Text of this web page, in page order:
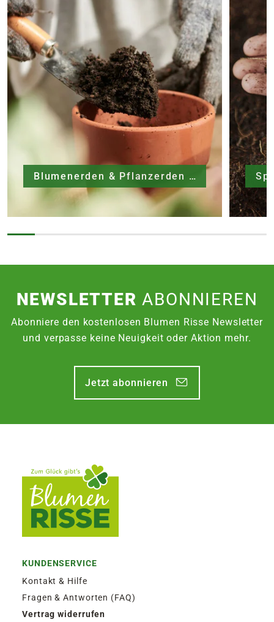
Blumenerden & Pflanzerden
NEWSLETTERABONNIEREN
Abonniere den kostenlosen Blumen Risse Newsletter
und verpasse keine Neuigkeit oder Aktion mehr.
Jetzt abonnieren
KUNDENSERVICE
Kontakt & Hilfe
Fragen & Antworten (FAQ)
Vertrag widerrufen